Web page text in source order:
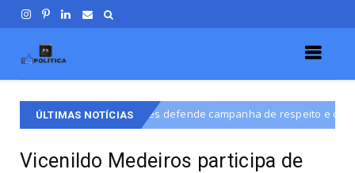
ÚLTIMAS NOTÍCIAS
Willisses defende campanha de respeito e diálogo na disputa por
Vicenildo Medeiros participa de